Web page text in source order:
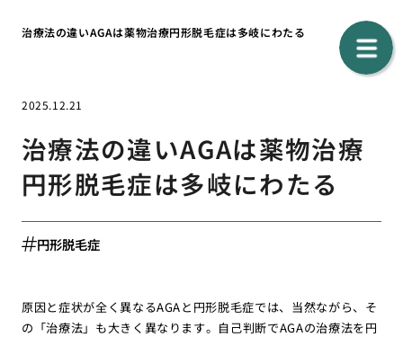
治療法の違いAGAは薬物治療円形脱毛症は多岐にわたる
2025.12.21
治療法の違いAGAは薬物治療
円形脱毛症は多岐にわたる
円形脱毛症
原因と症状が全く異なるAGAと円形脱毛症では、当然ながら、そ
の「治療法」も大きく異なります。自己判断でAGAの治療法を円